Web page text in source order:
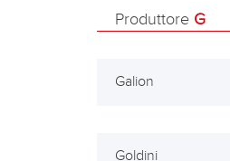
Produttore G
Galion
Goldini